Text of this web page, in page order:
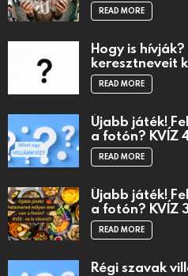
READ MORE
Hogy is
keresztneveit
READ MORE
Újabb játék!
a fotón? KVÍZ
READ MORE
Újabb játék!
a fotón? KVÍZ
READ MORE
Régi szavak